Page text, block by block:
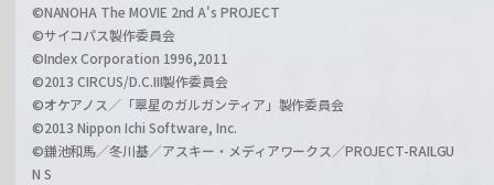
©NANOHA The MOVIE 2nd A's PROJECT
©サイコパス製作委員会
©Index Corporation 1996,2011
©2013 CIRCUS/D.C.III製作委員会
©オケアノス／「翠星のガルガンティア」製作委員会
©2013 Nippon Ichi Software, Inc.
©鎌池和馬／冬川基／アスキー・メディアワークス／PROJECT-RAILGU
N S